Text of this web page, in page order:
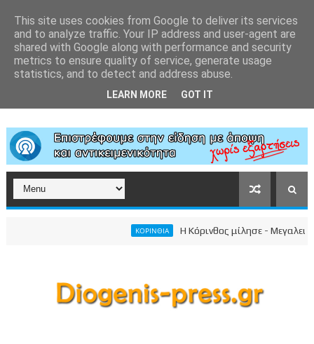
ΚΟΡΙΝΘΙΑ Η Κόρινθος μίλησε - Μεγαλειώδης
This site uses cookies from Google to deliver its services
and to analyze traffic. Your IP address and user-agent are
shared with Google along with performance and security
metrics to ensure quality of service, generate usage
statistics, and to detect and address abuse.
LEARN MORE GOT IT